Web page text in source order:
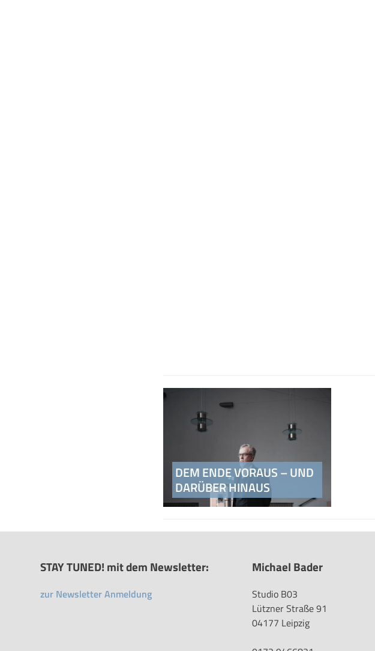
Beitragsnavigation
DEM ENDE VORAUS – UND
DARÜBER HINAUS
STAY TUNED! mit dem Newsletter:
zur Newsletter Anmeldung
Michael Bader
Studio B03
Lützner Straße 91
04177 Leipzig